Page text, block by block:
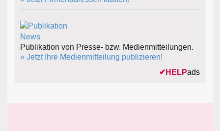
Publikation von Presse- bzw. Medienmitteilungen.
» Jetzt Ihre Medienmitteilung publizieren!
✔ HELPads